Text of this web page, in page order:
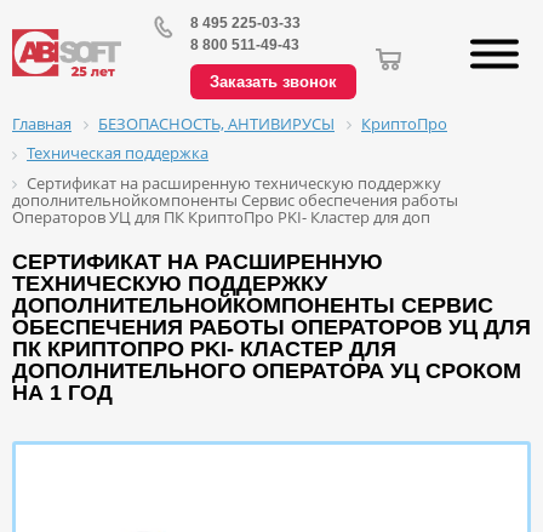
8 495 225-03-33
8 800 511-49-43
Заказать звонок
Главная БЕЗОПАСНОСТЬ, АНТИВИРУСЫ
КриптоПро
Техническая поддержка
Сертификат на расширенную техническую поддержку
дополнительнойкомпоненты Сервис обеспечения работы
Операторов УЦ для ПК КриптоПро PKI- Кластер для доп
СЕРТИФИКАТ НА РАСШИРЕННУЮ
ТЕХНИЧЕСКУЮ ПОДДЕРЖКУ
ДОПОЛНИТЕЛЬНОЙКОМПОНЕНТЫ СЕРВИС
ОБЕСПЕЧЕНИЯ РАБОТЫ ОПЕРАТОРОВ УЦ ДЛЯ
ПК КРИПТОПРО PKI- КЛАСТЕР ДЛЯ
ДОПОЛНИТЕЛЬНОГО ОПЕРАТОРА УЦ СРОКОМ
НА 1 ГОД